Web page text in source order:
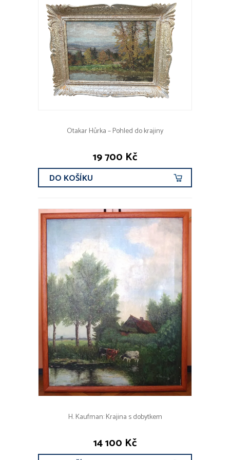
Otakar Hůrka – Pohled do krajiny
19 700 Kč
DO KOŠÍKU
H. Kaufman: Krajina s dobytkem
14 100 Kč